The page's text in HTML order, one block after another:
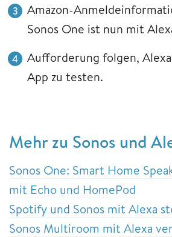
Amazon-
Sonos One ist nun mit
Aufforderung folgen,
App zu testen.
Mehr zu Sonos und
Sonos One: Smart Home
mit Echo und HomePod
Spotify und Sonos mit Alexa
Sonos Multiroom mit Alexa